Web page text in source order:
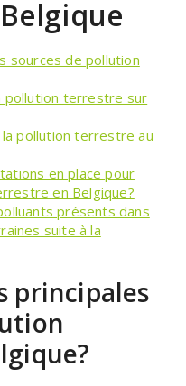
sources de pollution
pollution terrestre sur
pollution terrestre au
en place pour
en Belgique?
présents dans
suite à la
principales